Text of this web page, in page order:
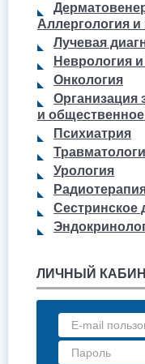
Аллергология
Лучевая
Неврология
Онкология
Организация
и
Психиатрия
Урология
Сестринское
ЛИЧНЫЙ